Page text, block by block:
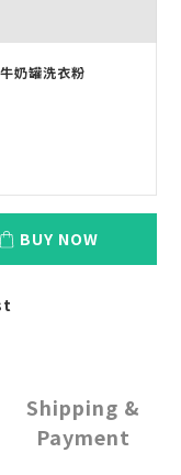
奶罐洗衣粉
BUY NOW
Shipping &
Payment